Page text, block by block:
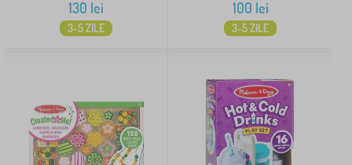
130 lei
3-5 ZILE
100 lei
3-5 ZILE